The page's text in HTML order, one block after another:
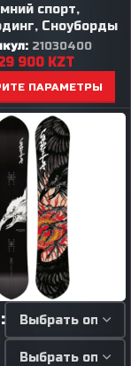
спорт,
, Сноуборды
21030400
900 KZT
ПАРАМЕТРЫ